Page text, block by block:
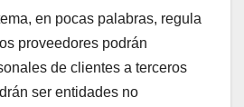
en pocas palabras, regula
proveedores podrán
de clientes a terceros
ser entidades no